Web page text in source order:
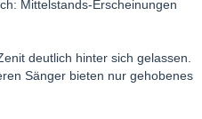
Mittelstands-Erscheinungen
deutlich hinter sich gelassen.
Sänger bieten nur gehobenes